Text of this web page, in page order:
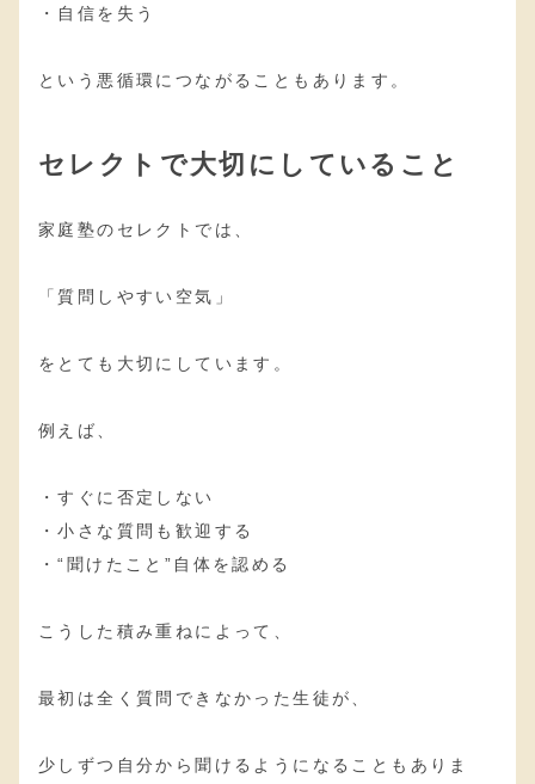
・自信を失う
という悪循環につながることもあります。
セレクトで大切にしていること
家庭塾のセレクトでは、
「質問しやすい空気」
をとても大切にしています。
例えば、
・すぐに否定しない
・小さな質問も歓迎する
・“聞けたこと”自体を認める
こうした積み重ねによって、
最初は全く質問できなかった生徒が、
少しずつ自分から聞けるようになることもありま